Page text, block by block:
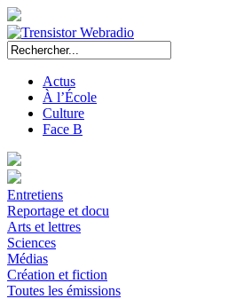
Actus
À l’École
Culture
Face B
Entretiens
Reportage et docu
Arts et lettres
Sciences
Médias
Création et fiction
Toutes les émissions